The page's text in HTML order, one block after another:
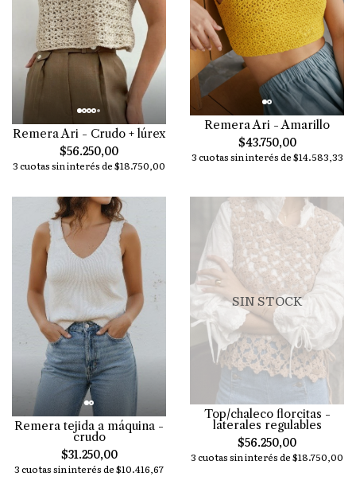
Remera Ari - Crudo + lúrex
$56.250,00
3 cuotas sin interés de $18.750,00
Remera Ari - Amarillo
$43.750,00
3 cuotas sin interés de $14.583,33
Remera tejida a máquina -
crudo
$31.250,00
3 cuotas sin interés de $10.416,67
SIN STOCK
Top/chaleco florcitas -
laterales regulables
$56.250,00
3 cuotas sin interés de $18.750,00